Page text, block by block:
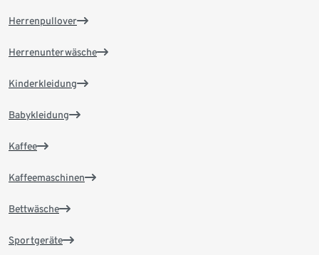
Herrenpullover
Herrenunterwäsche
Kinderkleidung
Babykleidung
Kaffee
Kaffeemaschinen
Bettwäsche
Sportgeräte